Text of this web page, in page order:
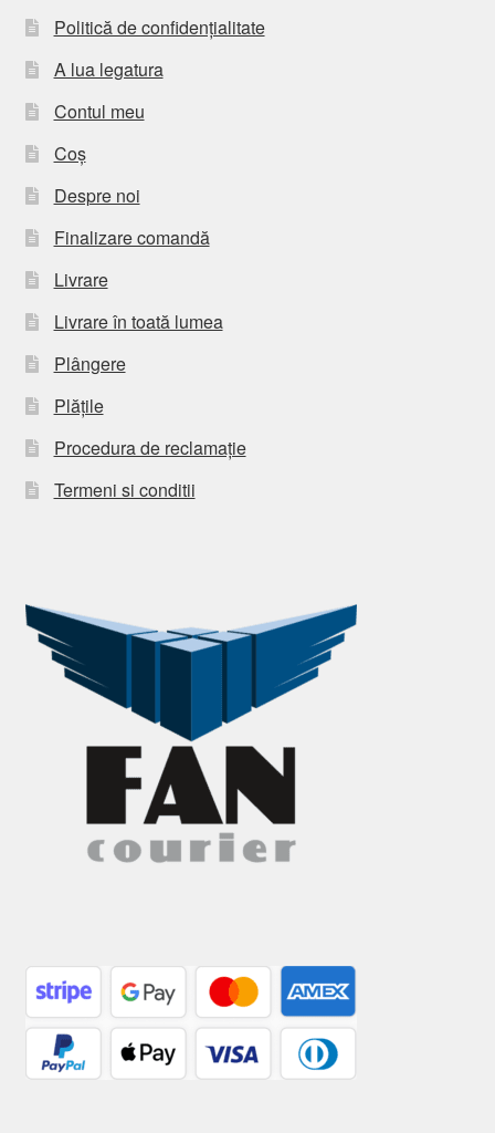
Politică de confidențialitate
A lua legatura
Contul meu
Coș
Despre noi
Finalizare comandă
Livrare
Livrare în toată lumea
Plângere
Plățile
Procedura de reclamație
Termeni si conditii